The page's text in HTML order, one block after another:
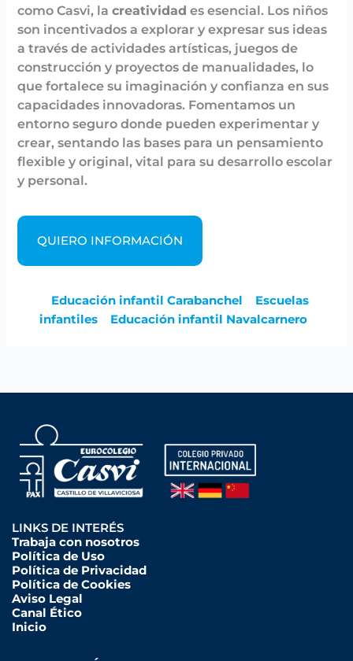
como Casvi, lacreatividad es esencial. Los niños
son incentivados a explorar y expresar sus ideas
a través de actividades artísticas, juegos de
construcción y proyectos de manualidades, lo
que fortalece su imaginación y confianza en sus
capacidades innovadoras. Fomentamos un
entorno seguro donde pueden experimentar y
crear, sentando las bases para un pensamiento
flexible y original, vital para su desarrollo escolar
y personal.
QUIERO INFORMACIÓN
Educación infantil Carabanchel
Escuelas
infantiles
Educación infantil Navalcarnero
LINKS DE INTERÉS
Trabaja con nosotros
Política de Uso
Política de Privacidad
Política de Cookies
Aviso Legal
Canal Ético
Inicio